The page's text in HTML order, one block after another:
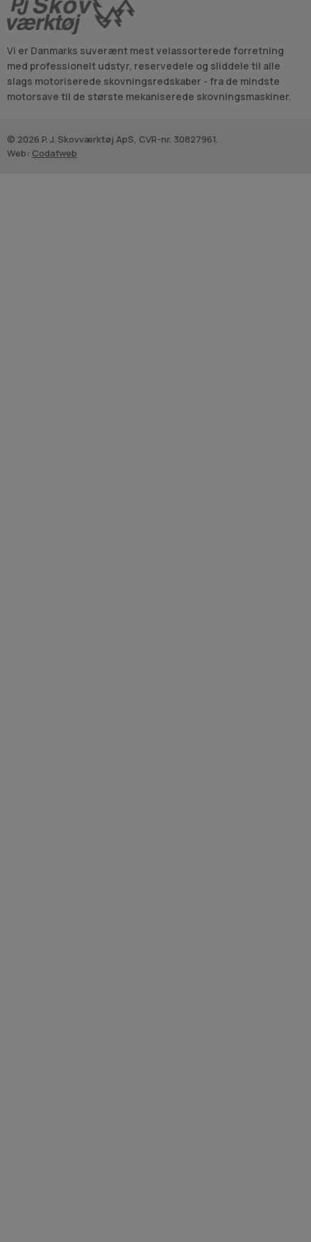
Vi er Danmarks suverænt mest velassorterede forretning
med professionelt udstyr, reservedele og sliddele til alle
slags motoriserede skovningsredskaber - fra de mindste
motorsave til de største mekaniserede skovningsmaskiner.
© 2026 P. J. Skovværktøj ApS, CVR-nr. 30827961.
Web: Codafweb